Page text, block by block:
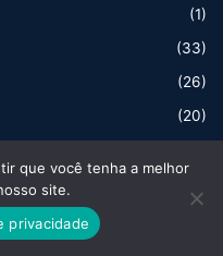
(1)
(33)
(26)
(20)
que você tenha a melhor
site.
privacidade